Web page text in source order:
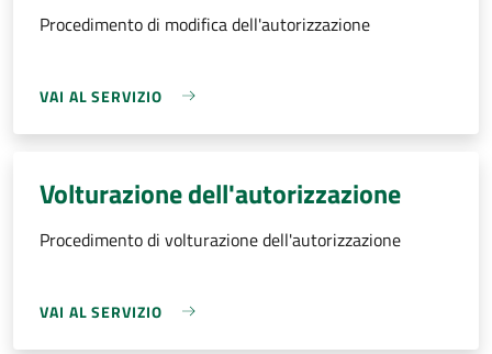
Procedimento di modifica dell'autorizzazione
VAI AL SERVIZIO
Volturazione dell'autorizzazione
Procedimento di volturazione dell'autorizzazione
VAI AL SERVIZIO